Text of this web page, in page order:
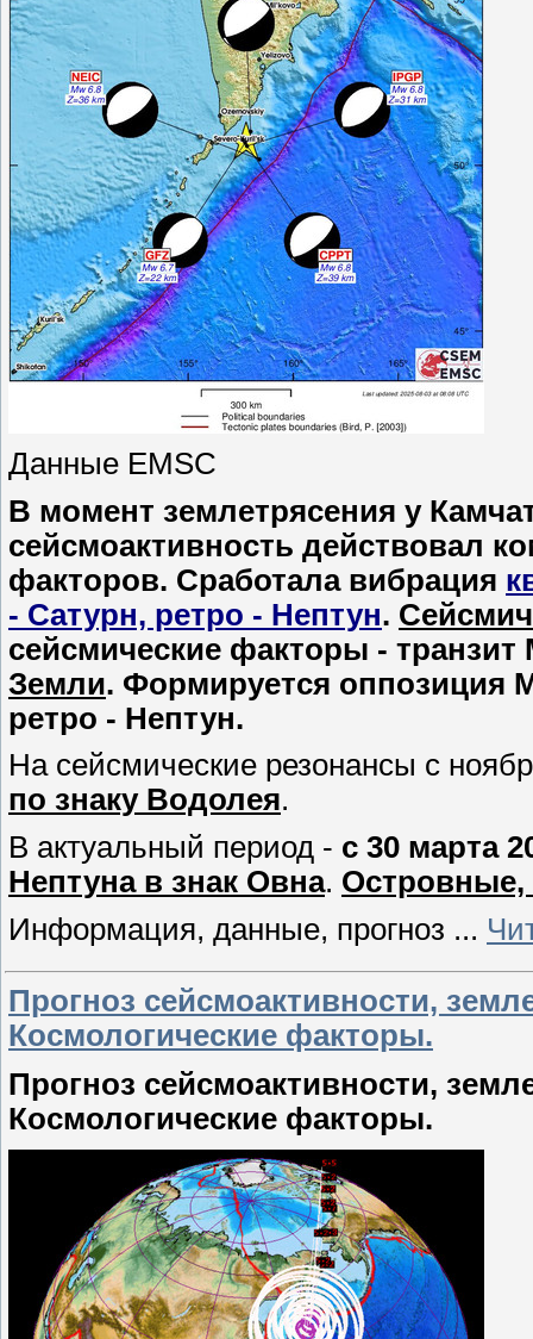
Данные EMSC
В момент землетрясения у
сейсмоактивность действовал
факторов. Сработала вибрация
- Сатурн, ретро - Нептун.
сейсмические факторы -
Земли. Формируется оппозиция
ретро - Нептун.
На сейсмические резонансы с
по знаку Водолея.
В актуальный период - с 30 марта
Нептуна в знак Овна. Островные,
Информация, данные, прогноз ...
Прогноз сейсмоактивности,
Космологические факторы.
Прогноз сейсмоактивности,
Космологические факторы.